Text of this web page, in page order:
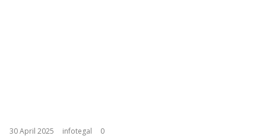
30 April 2025 infotegal 0